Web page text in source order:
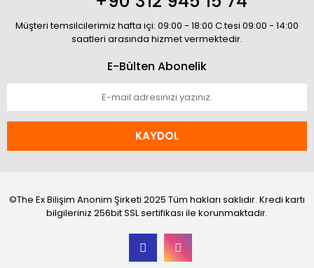
Müşteri temsilcilerimiz hafta içi: 09:00 - 18:00 C.tesi 09:00 - 14:00
saatleri arasında hizmet vermektedir.
E-Bülten Abonelik
KAYDOL
©The Ex Bilişim Anonim Şirketi 2025 Tüm hakları saklıdır. Kredi kartı
bilgileriniz 256bit SSL sertifikası ile korunmaktadır.